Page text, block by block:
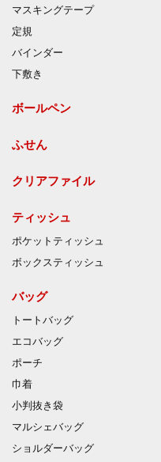
マスキングテープ
定規
バインダー
下敷き
ボールペン
ふせん
クリアファイル
ティッシュ
ポケットティッシュ
ボックスティッシュ
バッグ
トートバッグ
エコバッグ
ポーチ
巾着
小判抜き袋
マルシェバッグ
ショルダーバッグ